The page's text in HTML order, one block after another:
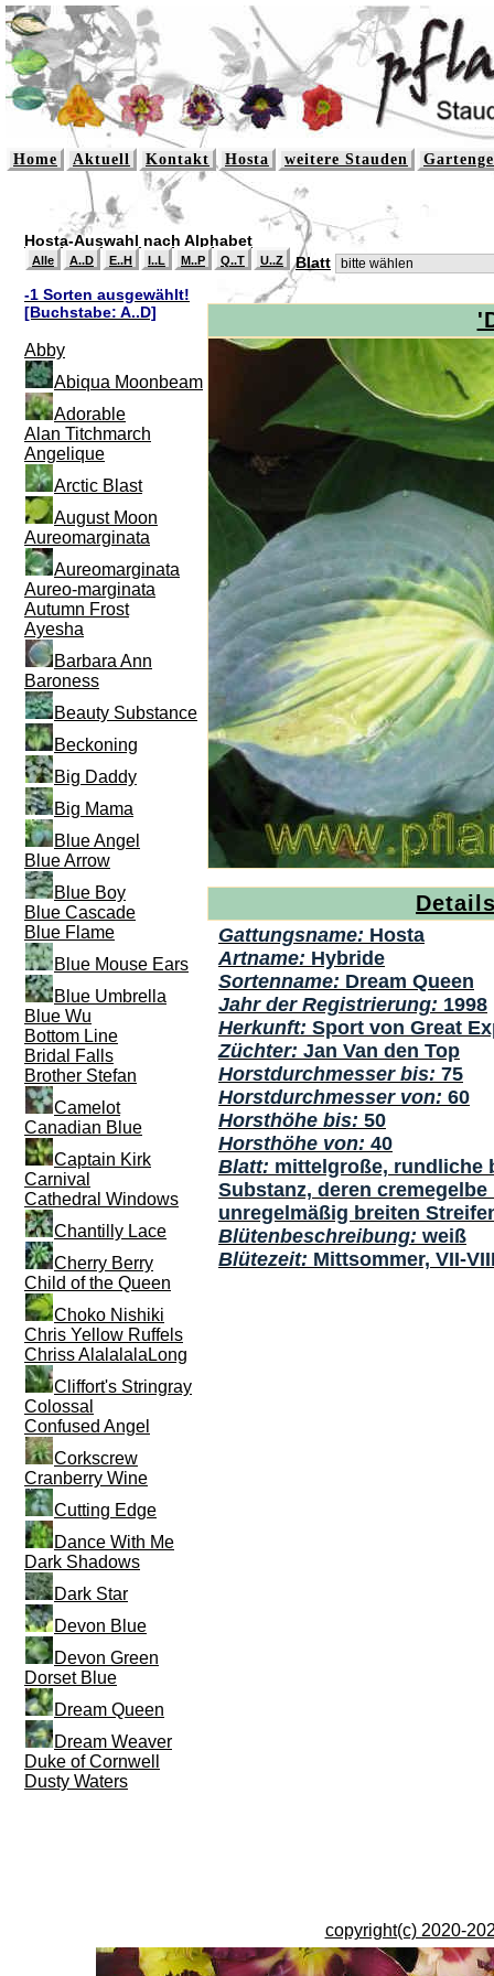
Home Aktuell Kontakt Hosta weitere Stauden
Hosta-Auswahl nach Alphabet
Alle A..D E..H I..L M..P Q..T U..Z
Blatt
-1 Sorten ausgewählt!
[Buchstabe: A..D]
Abby
Abiqua Moonbeam
Adorable
Alan Titchmarch
Angelique
Arctic Blast
August Moon
Aureomarginata
Aureomarginata
Aureo-marginata
Autumn Frost
Ayesha
Barbara Ann
Baroness
Beauty Substance
Beckoning
Big Daddy
Big Mama
Blue Angel
Blue Arrow
Blue Boy
Blue Cascade
Blue Flame
Blue Mouse Ears
Blue Umbrella
Blue Wu
Bottom Line
Bridal Falls
Brother Stefan
Camelot
Canadian Blue
Captain Kirk
Carnival
Cathedral Windows
Chantilly Lace
Cherry Berry
Child of the Queen
Choko Nishiki
Chris Yellow Ruffels
Chriss AlalalalaLong
Cliffort's Stringray
Colossal
Confused Angel
Corkscrew
Cranberry Wine
Cutting Edge
Dance With Me
Dark Shadows
Dark Star
Devon Blue
Devon Green
Dorset Blue
Dream Queen
Dream Weaver
Duke of Cornwell
Dusty Waters
Gattungsname: Hosta
Artname: Hybride
Sortenname: Dream Queen
Jahr der Registrierung: 1998
Herkunft: Sport von Great
Züchter: Jan Van den Top
Horstdurchmesser bis: 75
Horstdurchmesser von: 60
Horsthöhe bis: 50
Horsthöhe von: 40
Blatt: mittelgroße, rundliche
Substanz, deren
unregelmäßig breiten
Blütenbeschreibung: weiß
Blütezeit: Mittsommer, VII-
copyright(c) 2020-